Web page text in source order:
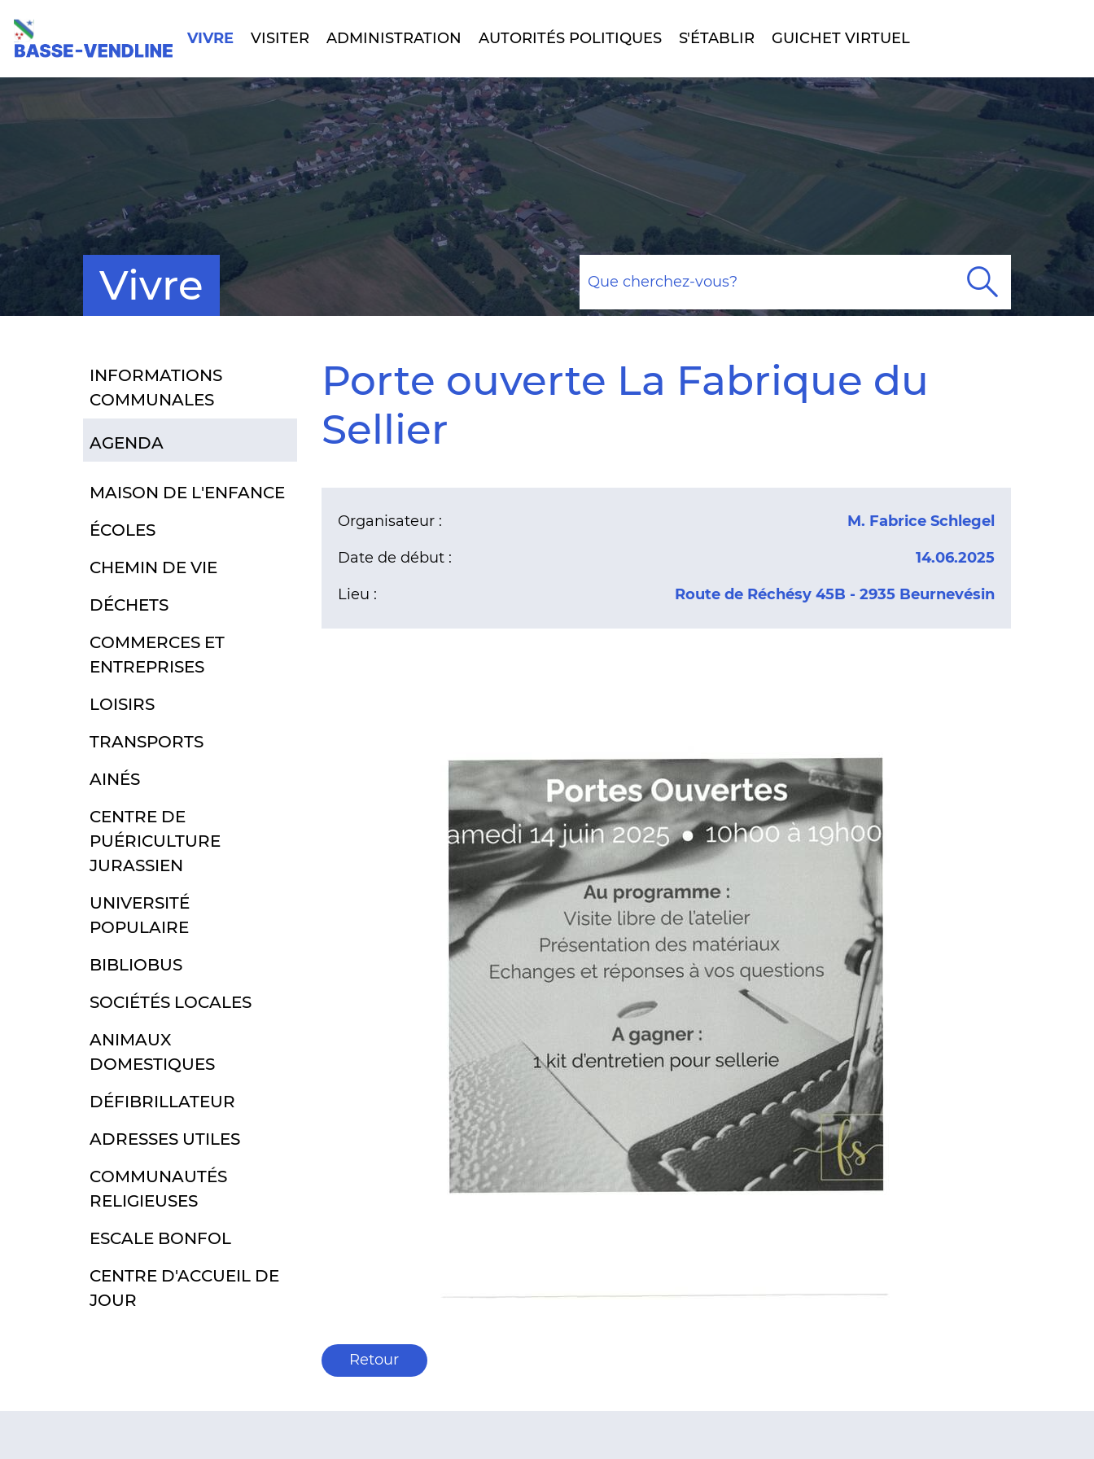
VIVRE VISITER ADMINISTRATION AUTORITÉS POLITIQUES S'ÉTABLIR GUICHET VIRTUEL
Vivre
Mots
clés
INFORMATIONS
COMMUNALES
AGENDA
MAISON DE L'ENFANCE
ÉCOLES
CHEMIN DE VIE
DÉCHETS
COMMERCES ET
ENTREPRISES
LOISIRS
TRANSPORTS
AINÉS
CENTRE DE
PUÉRICULTURE
JURASSIEN
UNIVERSITÉ
POPULAIRE
BIBLIOBUS
SOCIÉTÉS LOCALES
ANIMAUX
DOMESTIQUES
DÉFIBRILLATEUR
ADRESSES UTILES
COMMUNAUTÉS
RELIGIEUSES
ESCALE BONFOL
CENTRE D'ACCUEIL DE
JOUR
Porte ouverte La Fabrique du
Sellier
Organisateur : M. Fabrice Schlegel
Date de début : 14.06.2025
Lieu : Route de Réchésy 45B - 2935 Beurnevésin
Retour